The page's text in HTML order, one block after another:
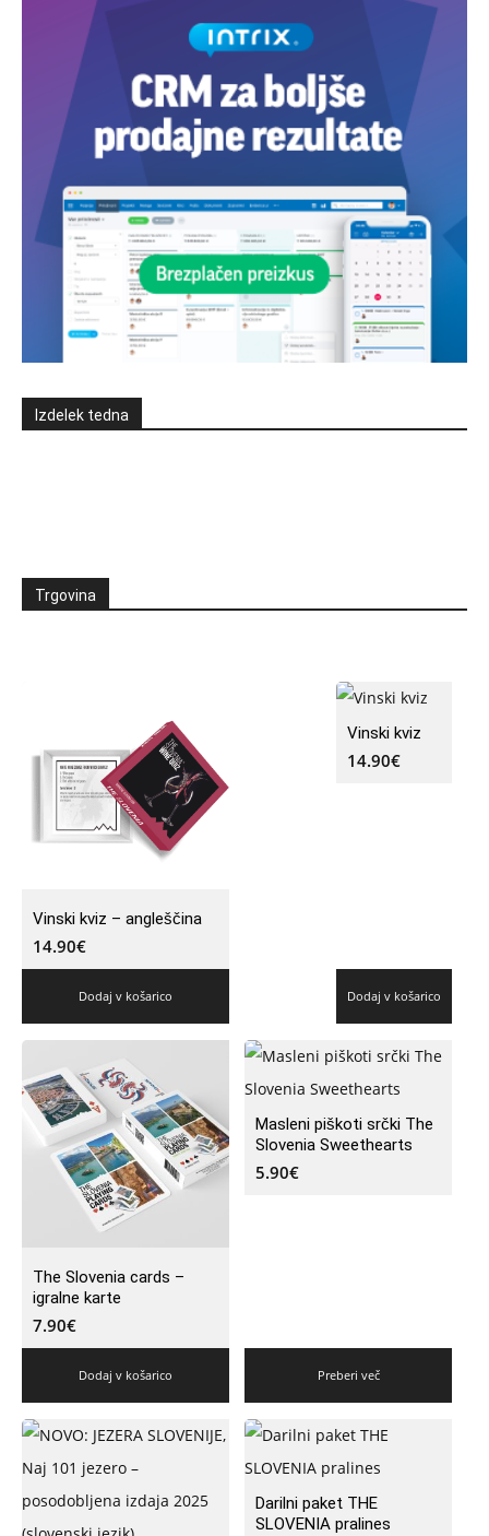
Izdelek tedna
Trgovina
Vinski kviz – angleščina
14.90€
Dodaj v košarico
Vinski kviz
14.90€
Dodaj v košarico
The Slovenia cards –
igralne karte
7.90€
Dodaj v košarico
Masleni piškoti srčki The
Slovenia Sweethearts
5.90€
Preberi več
Darilni paket THE
SLOVENIA pralines